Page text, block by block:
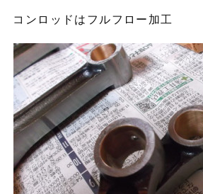
コンロッドはフルフロー加工